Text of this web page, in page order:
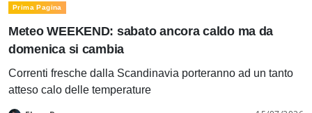
Prima Pagina
Meteo WEEKEND: sabato ancora caldo ma da
domenica si cambia
Correnti fresche dalla Scandinavia porteranno ad un tanto
atteso calo delle temperature